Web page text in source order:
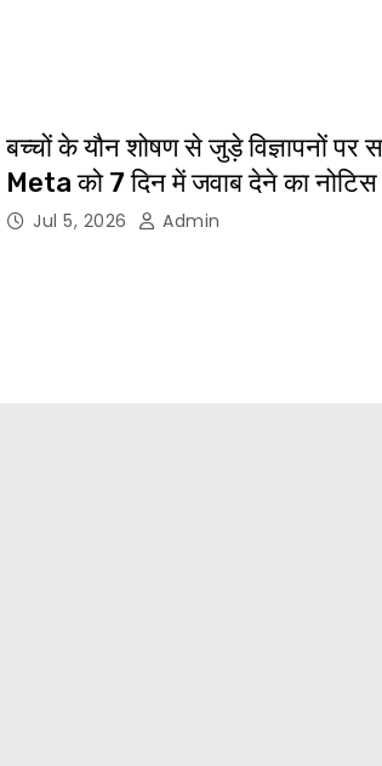
बच्चों के यौन शोषण से जुड़े विज्ञापनों पर
Meta को 7 दिन में जवाब देने का नोटिस
Jul 5, 2026 Admin